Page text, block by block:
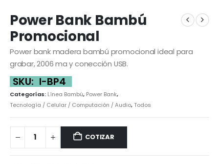
Power Bank Bambú
Promocional
Power bank madera bambú promocional ideal para
grabar, 2006 ma y conección USB.
SKU: I-BP4
Categorías: Línea Bambú, Power Bank,
Tecnología / Celular / Computación / Audio,Todos
COTIZAR